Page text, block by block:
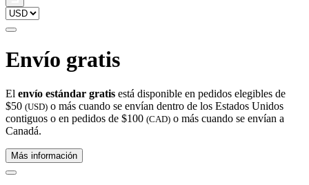
Envío gratis
El envío estándar gratis está disponible en pedidos elegibles de
$50 (USD) o más cuando se envían dentro de los Estados Unidos
contiguos o en pedidos de $100 (CAD) o más cuando se envían a
Canadá.
Más información